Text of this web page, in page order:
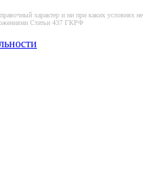
характер и ни при каких условиях не
Статьи 437 ГКРФ